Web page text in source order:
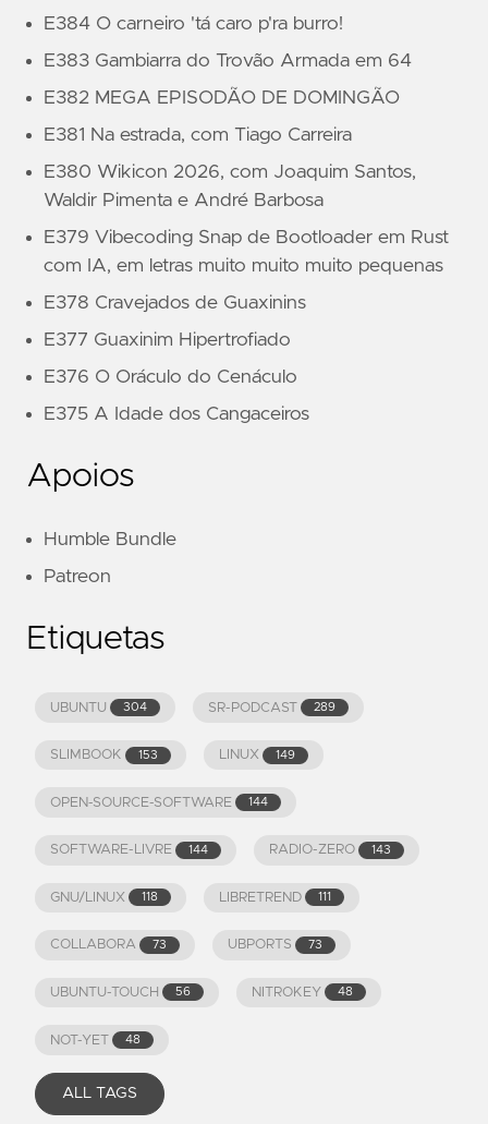
E384 O carneiro 'tá caro p'ra burro!
E383 Gambiarra do Trovão Armada em 64
E382 MEGA EPISODÃO DE DOMINGÃO
E381 Na estrada, com Tiago Carreira
E380 Wikicon 2026, com Joaquim Santos,
Waldir Pimenta e André Barbosa
E379 Vibecoding Snap de Bootloader em Rust
com IA, em letras muito muito muito pequenas
E378 Cravejados de Guaxinins
E377 Guaxinim Hipertrofiado
E376 O Oráculo do Cenáculo
E375 A Idade dos Cangaceiros
Apoios
Humble Bundle
Patreon
Etiquetas
UBUNTU 304 SR-PODCAST 289
SLIMBOOK 153 LINUX 149
OPEN-SOURCE-SOFTWARE 144
SOFTWARE-LIVRE 144 RADIO-ZERO 143
GNU/LINUX 118 LIBRETREND 111
COLLABORA 73 UBPORTS 73
UBUNTU-TOUCH 56 NITROKEY 48
NOT-YET 48
ALL TAGS